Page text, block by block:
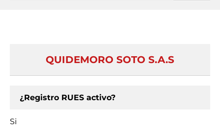
QUIDEMORO SOTO S.A.S
¿Registro RUES activo?
Si